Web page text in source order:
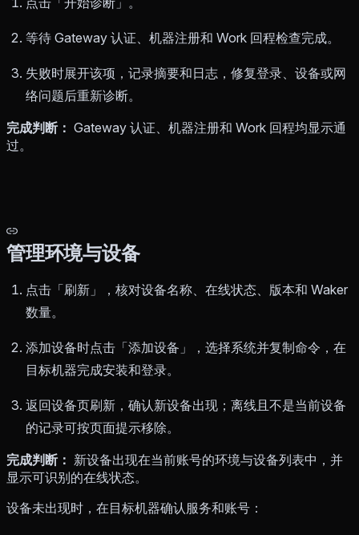
等待 Gateway 认证、机器注册和 Work 回程检查完成。
失败时展开该项，记录摘要和日志，修复登录、设备或网
络问题后重新诊断。
完成判断： Gateway 认证、机器注册和 Work 回程均显示通
过。
管理环境与设备
点击「刷新」，核对设备名称、在线状态、版本和 Waker
数量。
添加设备时点击「添加设备」，选择系统并复制命令，在
目标机器完成安装和登录。
返回设备页刷新，确认新设备出现；离线且不是当前设备
的记录可按页面提示移除。
完成判断： 新设备出现在当前账号的环境与设备列表中，并
显示可识别的在线状态。
设备未出现时，在目标机器确认服务和账号：